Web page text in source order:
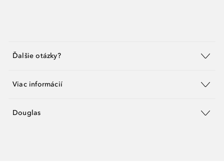
Ďalšie otázky?
Viac informácií
Douglas